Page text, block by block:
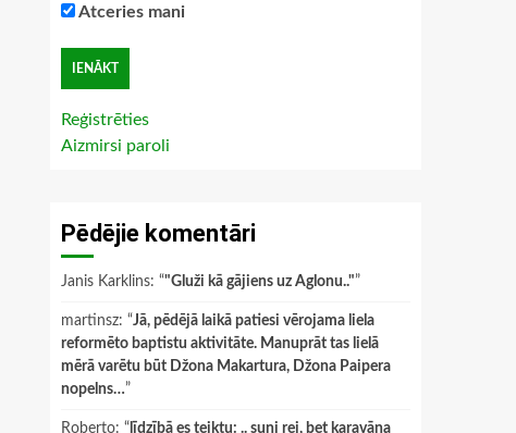
Atceries mani
Reģistrēties
Aizmirsi paroli
Pēdējie komentāri
Janis Karklins: “"Gluži kā gājiens uz Aglonu.."”
martinsz: “Jā, pēdējā laikā patiesi vērojama liela
reformēto baptistu aktivitāte. Manuprāt tas lielā
mērā varētu būt Džona Makartura, Džona Paipera
nopelns…”
Roberto: “ līdzībā es teiktu: .. suņi rej, bet karavāna